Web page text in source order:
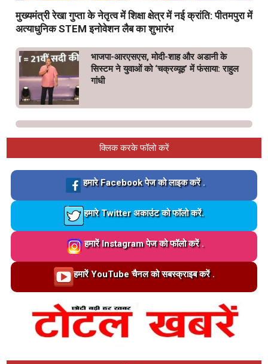
मुख्यमंत्री रेखा गुप्ता के नेतृत्व में शिक्षा क्षेत्र में नई क्रांति: पीतमपुरा में
अत्याधुनिक STEM इनोवेशन लैब का शुभारंभ
भाजपा-आरएसएस, मोदी-शाह और अडानी के
सिस्टम ने युवाओं को ‘चक्रव्यूह’ में फंसाया: राहुल
गांधी
क्लिक करके फॉलो करें
Loading…
हमारे Facebook पेज को लाइक करें .
Loading…
हमारे Twitter अकाउंट को फॉलो करें.
Loading…
हमारें Instagram पेज को फॉलो करें .
Loading…हमारें YouTube चैनल को सबस्क्राइब करें .